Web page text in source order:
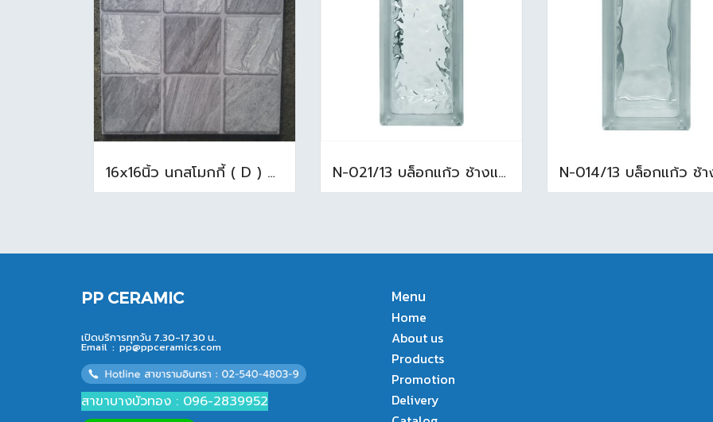
16x16นิ้ว นกสโมกกี้ ( D ) A (Pack6) N-021/13 บล็อกแก้ว ช้างแก้ว WOW แก้วประดับฟ้า ( 24X11.5X8cm )
PP CERAMIC
เปิดบริการทุกวัน 7.30-17.30 น.
Email : pp@ppceramics.com
สาขาบางบัวทอง : 096-2839952
Menu
Home
About us
Products
Promotion
Delivery